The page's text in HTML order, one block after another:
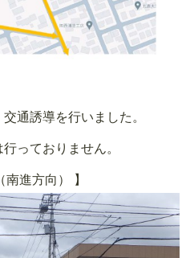
通誘導を行いました。
っておりません。
南進方向） 】